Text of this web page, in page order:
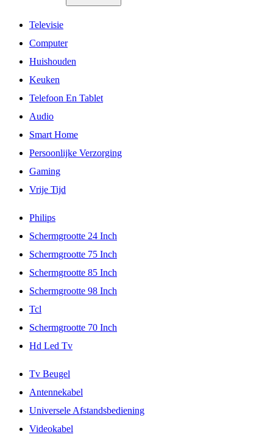
Televisie
Computer
Huishouden
Keuken
Telefoon En Tablet
Audio
Smart Home
Persoonlijke Verzorging
Gaming
Vrije Tijd
Philips
Schermgrootte 24 Inch
Schermgrootte 75 Inch
Schermgrootte 85 Inch
Schermgrootte 98 Inch
Tcl
Schermgrootte 70 Inch
Hd Led Tv
Tv Beugel
Antennekabel
Universele Afstandsbediening
Videokabel